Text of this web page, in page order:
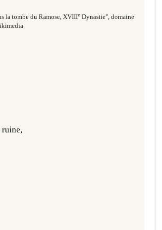
la tombe du Ramose, XVIIIe Dynastie", domaine
ruine,